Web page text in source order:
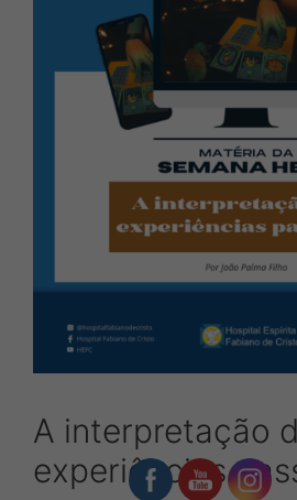
A interpretação
experiências